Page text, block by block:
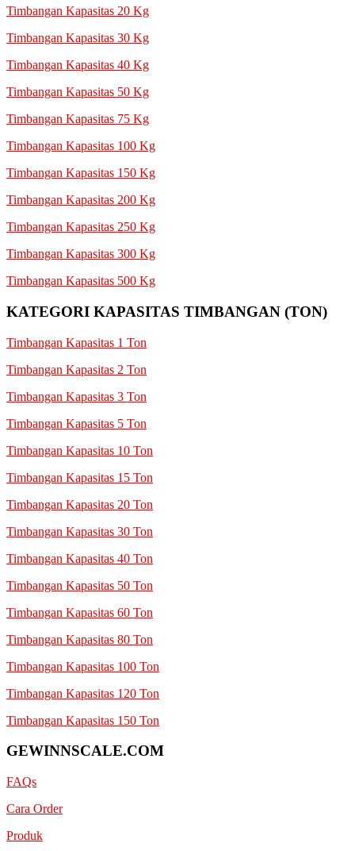
Timbangan Kapasitas 20 Kg
Timbangan Kapasitas 30 Kg
Timbangan Kapasitas 40 Kg
Timbangan Kapasitas 50 Kg
Timbangan Kapasitas 75 Kg
Timbangan Kapasitas 100 Kg
Timbangan Kapasitas 150 Kg
Timbangan Kapasitas 200 Kg
Timbangan Kapasitas 250 Kg
Timbangan Kapasitas 300 Kg
Timbangan Kapasitas 500 Kg
KATEGORI KAPASITAS TIMBANGAN (TON)
Timbangan Kapasitas 1 Ton
Timbangan Kapasitas 2 Ton
Timbangan Kapasitas 3 Ton
Timbangan Kapasitas 5 Ton
Timbangan Kapasitas 10 Ton
Timbangan Kapasitas 15 Ton
Timbangan Kapasitas 20 Ton
Timbangan Kapasitas 30 Ton
Timbangan Kapasitas 40 Ton
Timbangan Kapasitas 50 Ton
Timbangan Kapasitas 60 Ton
Timbangan Kapasitas 80 Ton
Timbangan Kapasitas 100 Ton
Timbangan Kapasitas 120 Ton
Timbangan Kapasitas 150 Ton
GEWINNSCALE.COM
FAQs
Cara Order
Produk